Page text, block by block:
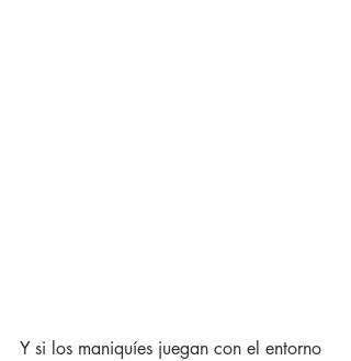
Y si los maniquíes juegan con el entorno